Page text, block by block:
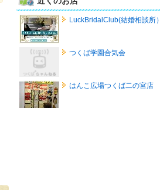
LuckBridalClub(結婚相談所）
つくば学園合気会
はんこ広場つくば二の宮店